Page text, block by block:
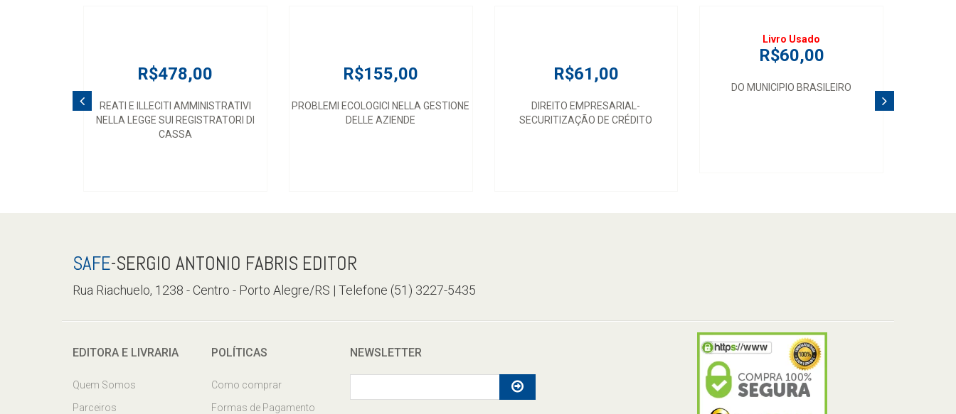
R$478,00
REATI E ILLECITI AMMINISTRATIVI
NELLA LEGGE SUI REGISTRATORI DI
CASSA
R$155,00
PROBLEMI ECOLOGICI NELLA GESTIONE
DELLE AZIENDE
R$61,00
DIREITO EMPRESARIAL-
SECURITIZAÇÃO DE CRÉDITO
Livro Usado
R$60,00
DO MUNICIPIO BRASILEIRO
SAFE-SERGIO ANTONIO FABRIS EDITOR
Rua Riachuelo, 1238 - Centro - Porto Alegre/RS | Telefone (51) 3227-5435
EDITORA E LIVRARIA
Quem Somos
Parceiros
POLÍTICAS
Como comprar
Formas de Pagamento
NEWSLETTER